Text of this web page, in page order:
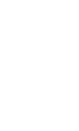
Terpenuhi,
Kepala
3B Wujudkan